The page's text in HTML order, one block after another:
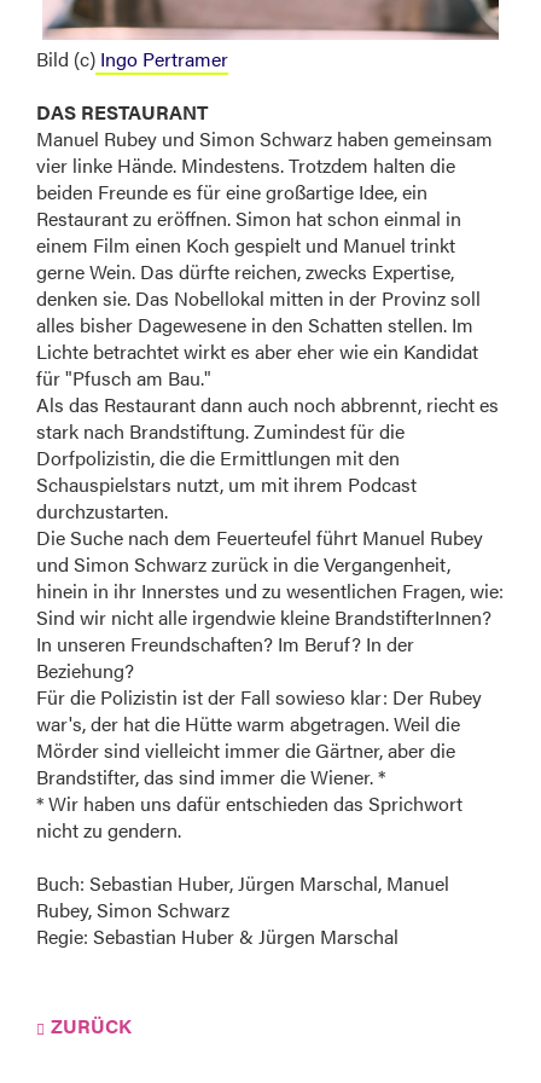
Bild (c) Ingo Pertramer
DAS RESTAURANT
Manuel Rubey und Simon Schwarz haben gemeinsam
vier linke Hände. Mindestens. Trotzdem halten die
beiden Freunde es für eine großartige Idee, ein
Restaurant zu eröffnen. Simon hat schon einmal in
einem Film einen Koch gespielt und Manuel trinkt
gerne Wein. Das dürfte reichen, zwecks Expertise,
denken sie. Das Nobellokal mitten in der Provinz soll
alles bisher Dagewesene in den Schatten stellen. Im
Lichte betrachtet wirkt es aber eher wie ein Kandidat
für "Pfusch am Bau."
Als das Restaurant dann auch noch abbrennt, riecht es
stark nach Brandstiftung. Zumindest für die
Dorfpolizistin, die die Ermittlungen mit den
Schauspielstars nutzt, um mit ihrem Podcast
durchzustarten.
Die Suche nach dem Feuerteufel führt Manuel Rubey
und Simon Schwarz zurück in die Vergangenheit,
hinein in ihr Innerstes und zu wesentlichen Fragen, wie:
Sind wir nicht alle irgendwie kleine BrandstifterInnen?
In unseren Freundschaften? Im Beruf? In der
Beziehung?
Für die Polizistin ist der Fall sowieso klar: Der Rubey
war's, der hat die Hütte warm abgetragen. Weil die
Mörder sind vielleicht immer die Gärtner, aber die
Brandstifter, das sind immer die Wiener. *
* Wir haben uns dafür entschieden das Sprichwort
nicht zu gendern.
Buch: Sebastian Huber, Jürgen Marschal, Manuel
Rubey, Simon Schwarz
Regie: Sebastian Huber & Jürgen Marschal
ZURÜCK